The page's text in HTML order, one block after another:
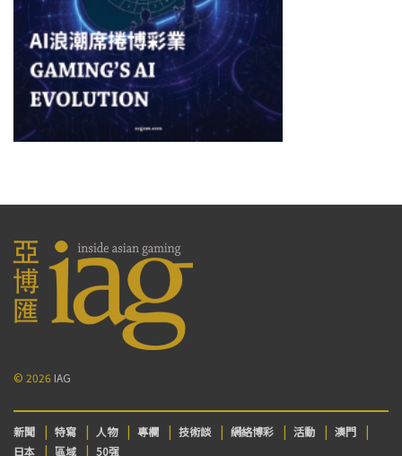
© 2026 IAG
新聞 特寫 人物 專欄 技術談 網絡博彩 活動
澳門
日本
區域 50强